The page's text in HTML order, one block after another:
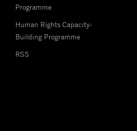
Programme
Human Rights Capacity-
Building Programme
RSS